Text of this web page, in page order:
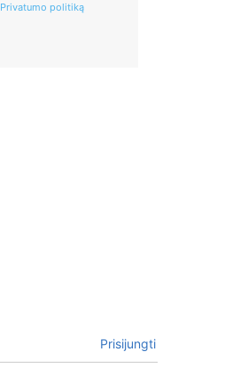
Privatumo politiką
Prisijungti